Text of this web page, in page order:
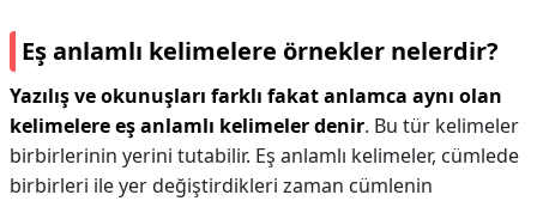
Eş anlamlı kelimelere örnekler nelerdir?
Yazılış ve okunuşları farklı fakat anlamca aynı olan
kelimelere eş anlamlı kelimeler denir. Bu tür kelimeler
birbirlerinin yerini tutabilir. Eş anlamlı kelimeler, cümlede
birbirleri ile yer değiştirdikleri zaman cümlenin